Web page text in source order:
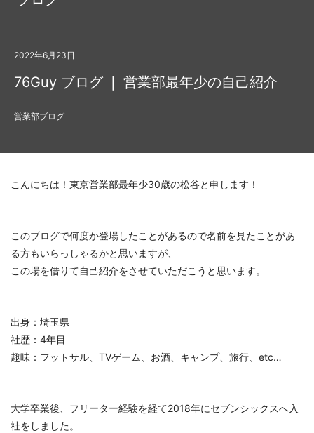
76Guy ブログ ❘ 営業部最年少の自己紹介
営業部ブログ
2022年6月23日
こんにちは！東京営業部最年少30歳の松谷と申します！
このブログで何度か登場したことがあるので名前を見たことがあ
る方もいらっしゃるかと思いますが、
この場を借りて自己紹介をさせていただこうと思います。
出身：埼玉県
社歴：4年目
趣味：フットサル、TVゲーム、お酒、キャンプ、旅行、etc…
大学卒業後、フリーター経験を経て2018年にセブンシックスへ入
社をしました。